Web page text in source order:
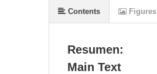
Resumen:
Main Text
Contents Figures